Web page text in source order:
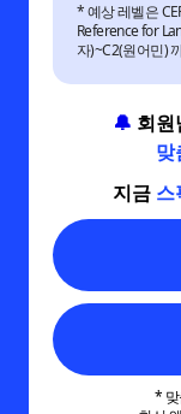
* 예상 레벨은
Reference for
자)~C2(원어민)
🔔 회원
맞
지금 스
* 맞